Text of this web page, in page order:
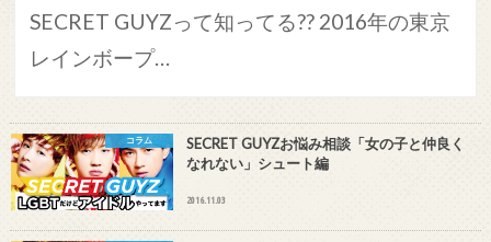
SECRET GUYZって知ってる?? 2016年の東京
レインボープ…
コラム
SECRET GUYZお悩み相談「女の子と仲良く
なれない」シュート編
2016.11.03